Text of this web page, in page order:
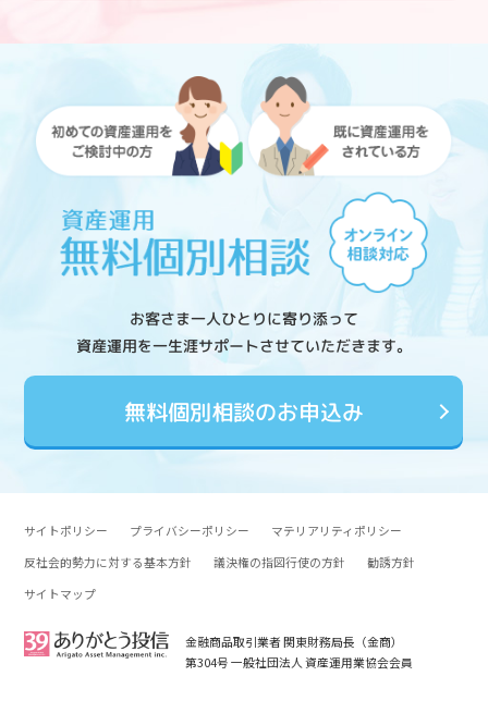
お客さま一人ひとりに寄り添って
資産運用を一生涯サポートさせていただきます。
無料個別相談のお申込み
サイトポリシー プライバシーポリシー
マテリアリティポリシー
反社会的勢力に対する基本方針
議決権の指図行使の方針
勧誘方針
サイトマップ
金融商品取引業者 関東財務局長（金商）
第304号 一般社団法人 資産運用業協会会員